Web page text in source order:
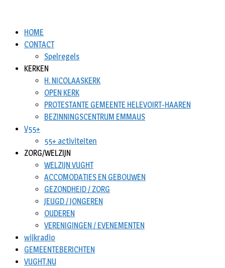
HOME
CONTACT
Spelregels
KERKEN
H. NICOLAASKERK
OPEN KERK
PROTESTANTE GEMEENTE HELEVOIRT-HAAREN
BEZINNINGSCENTRUM EMMAUS
V55+
55+ activiteiten
ZORG/WELZIJN
WELZIJN VUGHT
ACCOMODATIES EN GEBOUWEN
GEZONDHEID / ZORG
JEUGD / JONGEREN
OUDEREN
VERENIGINGEN / EVENEMENTEN
wijkradio
GEMEENTEBERICHTEN
VUGHT.NU